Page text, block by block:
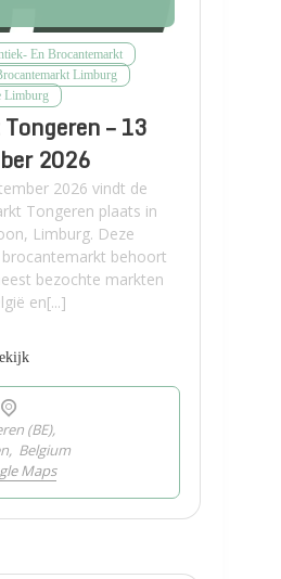
En Brocantemarkt
Limburg
Limburg
– 13
2026
2026 vindt de
Tongeren plaats in
Limburg. Deze
behoort
bezochte markten
en[...]
(BE),
, Belgium
Maps